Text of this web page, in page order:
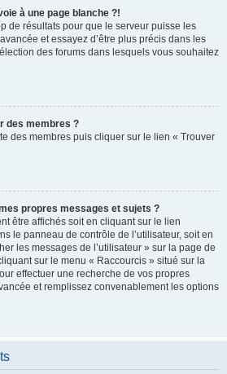
à une page blanche ?!
de résultats pour que le serveur puisse les
et essayez d’être plus précis dans les
des forums dans lesquels vous souhaitez
des membres ?
des membres puis cliquer sur le lien « Trouver
propres messages et sujets ?
être affichés soit en cliquant sur le lien
le panneau de contrôle de l’utilisateur, soit en
les messages de l’utilisateur » sur la page de
sur le menu « Raccourcis » situé sur la
effectuer une recherche de vos propres
et remplissez convenablement les options